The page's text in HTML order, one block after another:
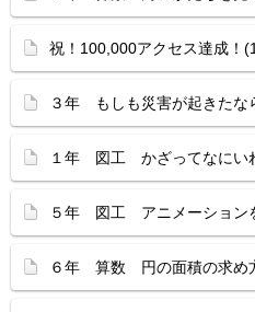
祝！100,000アクセス達成！
３年 もしも災害が起きた
１年 図工 かざってなにい
５年 図工 アニメーション
６年 算数 円の面積の求め